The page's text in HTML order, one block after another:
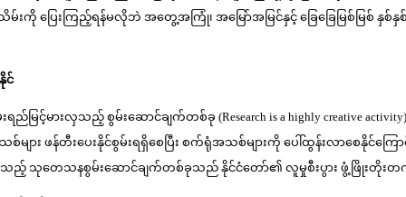
းကြည့်ရန်မလိုဘဲ အတွေ့အကြုံ၊ အမြော်အမြင်နှင့် ခြေခြေမြစ်မြစ် နှစ်နှစ်
င်
ြင့်မားလှသည့် စွမ်းဆောင်ချက်တစ်ခု (Research is a highly creative
ျား ဖန်တီးပေးနိုင်စွမ်းရရှိစေပြီး စက်ရုံအသစ်များကို ပေါ်ထွန်းလာစေနို
သည့် သုတေသနစွမ်းဆောင်ချက်တစ်ခုသည် နိုင်ငံတော်၏ လူမှုစီးပွား ဖွံ့ဖြိုးတိုးတက်